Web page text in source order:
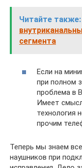
Читайте также:
сегмента
Если на
при полном
проблема в
Имеет
технология
прочим
Теперь мы знаем
наушников при